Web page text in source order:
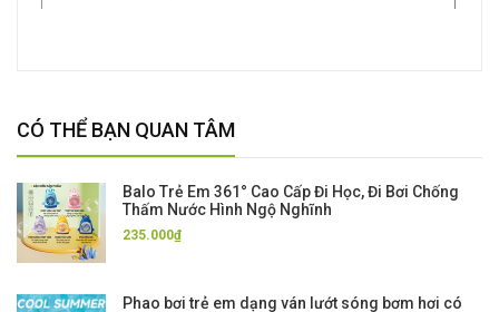
CÓ THỂ BẠN QUAN TÂM
Balo Trẻ Em 361° Cao Cấp Đi Học, Đi Bơi Chống
Thấm Nước Hình Ngộ Nghĩnh
235.000₫
Phao bơi trẻ em dạng ván lướt sóng bơm hơi có